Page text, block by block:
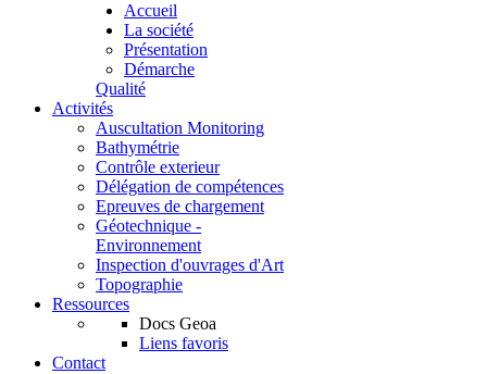
Accueil
La société
Présentation
Démarche
Qualité
Activités
Auscultation Monitoring
Bathymétrie
Contrôle exterieur
Délégation de compétences
Epreuves de chargement
Géotechnique -
Environnement
Inspection d'ouvrages d'Art
Topographie
Ressources
Docs Geoa
Liens favoris
Contact